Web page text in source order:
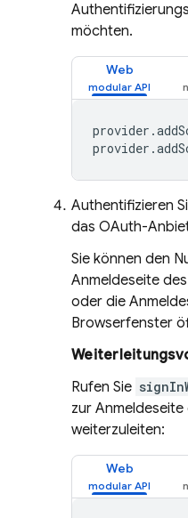
möchten.
Web
provider .
provider .
Authentifizieren
das OAuth-
Sie können den
Anmeldeseite
oder die
Browserfenster
Rufen Sie
zur
weiterzuleiten:
Web